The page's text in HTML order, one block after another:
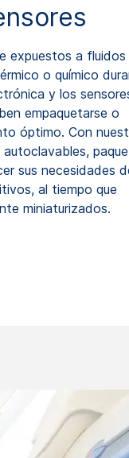
expuestos a fluidos
o químico
y los
empaquetarse o
óptimo. Con
sus necesidades
al tiempo que
miniaturizados.